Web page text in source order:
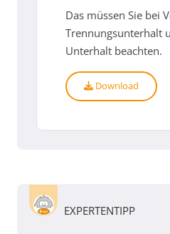
Das müssen Sie bei
Trennungsunterhalt
Unterhalt beachten.
Download
EXPERTENTIPP